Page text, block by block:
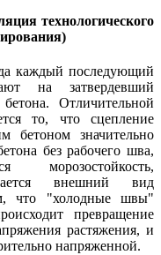
технологического
каждый последующий
на затвердевший
Отличительной
то, что сцепление
бетоном значительно
без рабочего шва,
морозостойкость,
внешний вид
что "холодные швы"
превращение
растяжения, и
напряженной.